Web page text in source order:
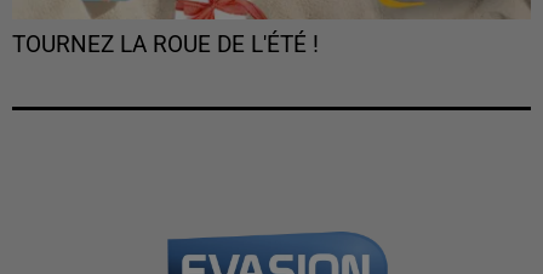
TOURNEZ LA ROUE DE L'ÉTÉ !